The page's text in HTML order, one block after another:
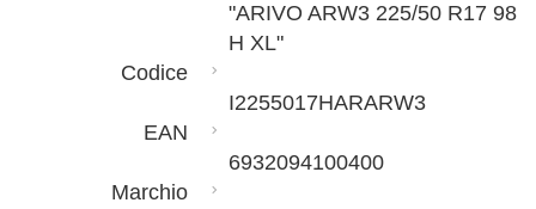
"ARIVO ARW3 225/50 R17 98
H XL"
Codice
I2255017HARARW3
EAN
6932094100400
Marchio